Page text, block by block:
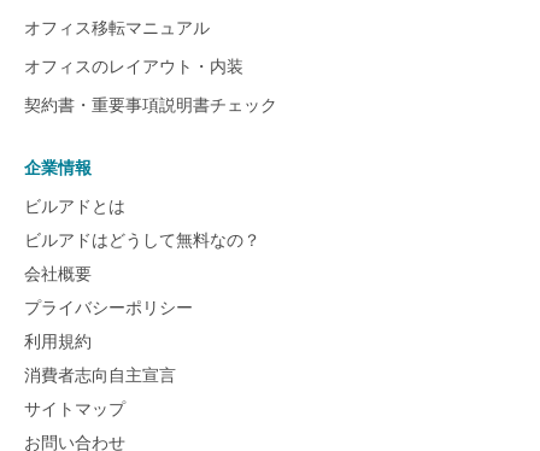
オフィス移転マニュアル
オフィスのレイアウト・内装
契約書・重要事項説明書チェック
企業情報
ビルアドとは
ビルアドはどうして無料なの？
会社概要
プライバシーポリシー
利用規約
消費者志向自主宣言
サイトマップ
お問い合わせ